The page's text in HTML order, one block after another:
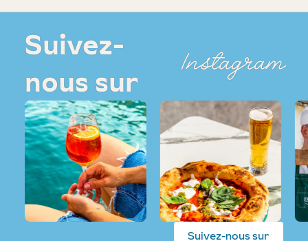
Suivez-
nous sur
Instagram
Suivez-nous sur